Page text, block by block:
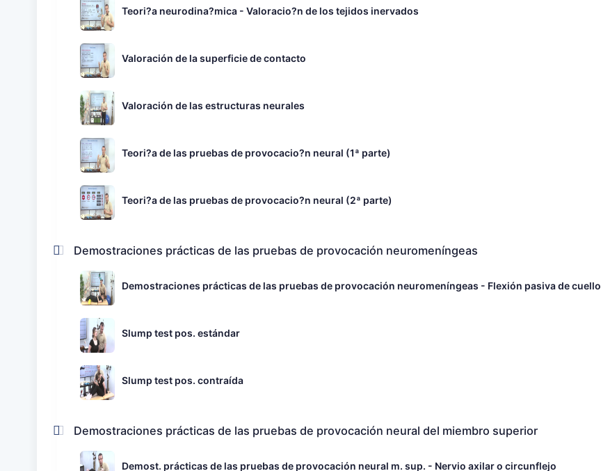
Teori?a neurodina?mica - Valoracio?n de los tejidos inervados
Valoración de la superficie de contacto
Valoración de las estructuras neurales
Teori?a de las pruebas de provocacio?n neural (1ª parte)
Teori?a de las pruebas de provocacio?n neural (2ª parte)
Demostraciones prácticas de las pruebas de provocación neuromeníngeas
Demostraciones prácticas de las pruebas de provocación neuromeníngeas - Flexión pasiva de cuello
Slump test pos. estándar
Slump test pos. contraída
Demostraciones prácticas de las pruebas de provocación neural del miembro superior
Demost. prácticas de las pruebas de provocación neural m. sup. - Nervio axilar o circunflejo